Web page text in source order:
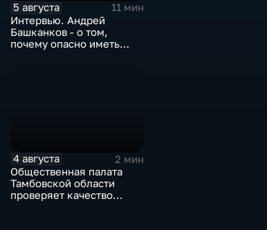
5 августа
11 мин
Интервью. Андрей
Башканков - о том,
почему опасно иметь
4 августа
2 мин
Общественная палата
Тамбовской области
проверяет качество